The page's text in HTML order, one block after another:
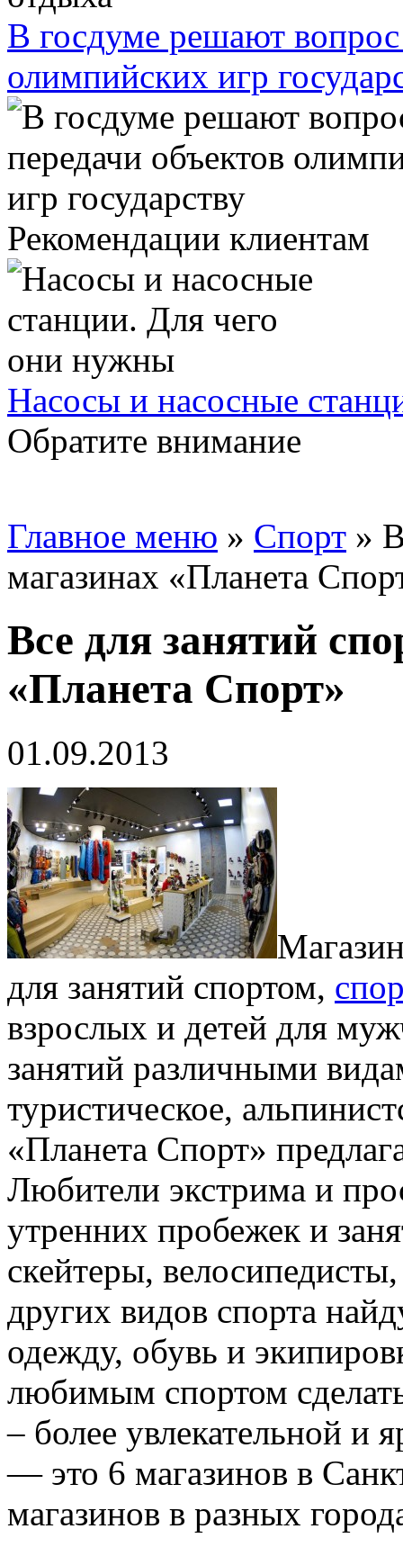
В госдуме решают вопрос
олимпийских игр
Рекомендации клиентам
Насосы и насосные
Обратите внимание
Главное меню » Спорт »
магазинах «Планета
Все для занятий
«Планета Спорт»
01.09.2013
для занятий спортом,
взрослых и детей для
занятий различными
туристическое,
«Планета Спорт»
Любители экстрима и
утренних пробежек и
скейтеры,
других видов спорта
одежду, обувь и
любимым спортом
– более увлекательной и
— это 6 магазинов в
магазинов в разных